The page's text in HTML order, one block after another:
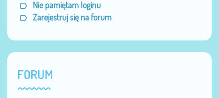
Nie pamiętam loginu
Zarejestruj się na forum
FORUM